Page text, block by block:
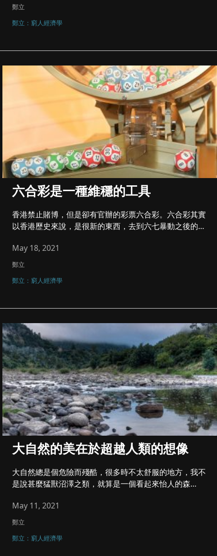
鄭立
鄭立：窮人經濟學
六合彩是一種維穩的工具
香港禁止賭博，但是卻有官辦的彩票六合彩。六合彩其實
以香港歷史來說，是很新的東西，去到六七暴動之後的
May 18, 2021
鄭立
鄭立：窮人經濟學
大自然的美在於超越人類的想像
大自然總是個危險而殘酷，很多時不太舒服的地方，我不
是說甚麼猛獸沼澤之類，就算是一個看起來怡人的森
May 11, 2021
鄭立
鄭立：窮人經濟學